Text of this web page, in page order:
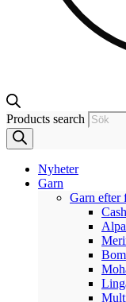
Products search
Nyheter
Garn
Garn efter